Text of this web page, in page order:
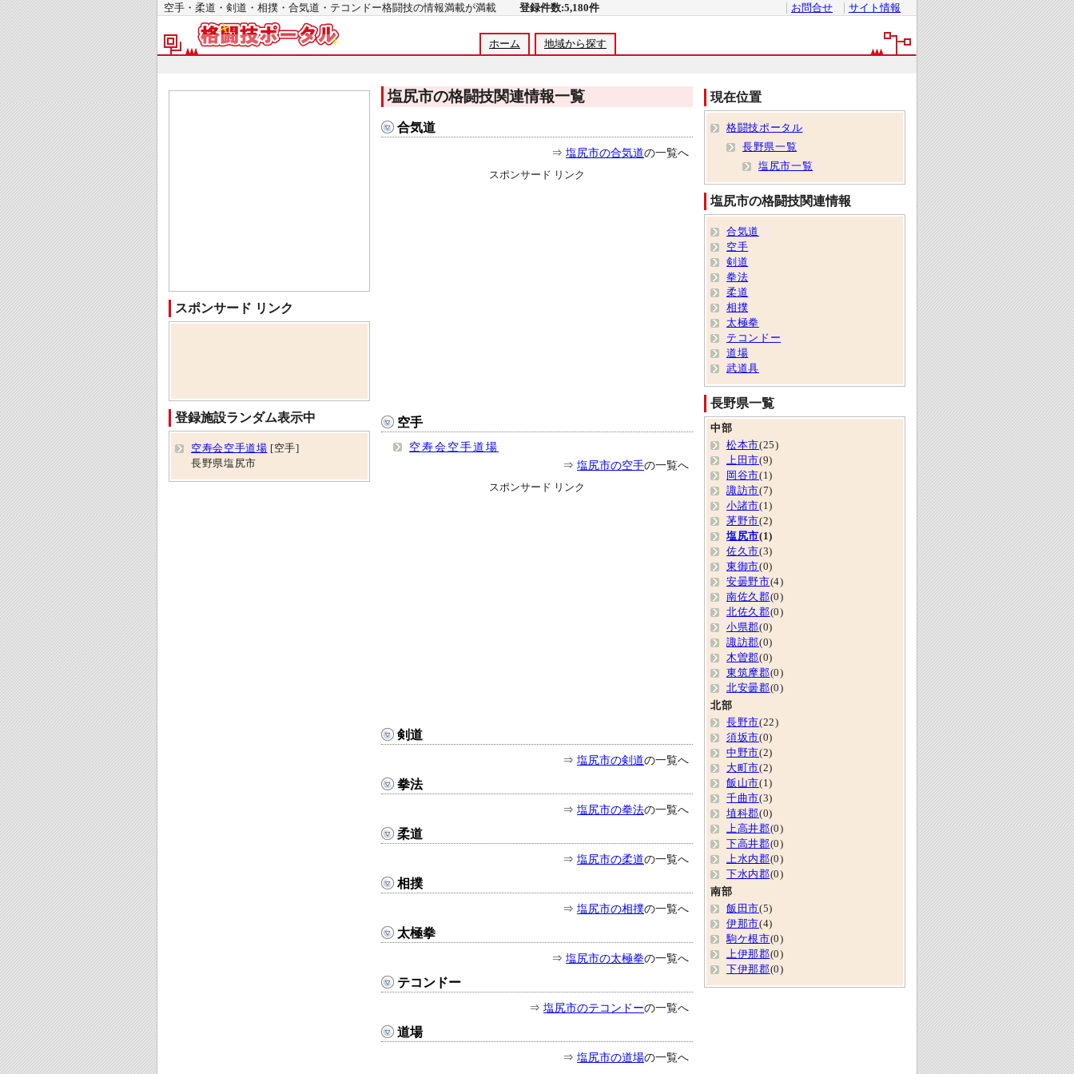
空手・柔道・剣道・相撲・合気道・テコンドー格闘技の情報満載が満載 登録件数:5,180件 お問合せ サイト情報
ホーム 地域から探す
塩尻市の格闘技関連情報一覧
合気道
⇒ 塩尻市の合気道の一覧へ
スポンサード リンク
空手
空寿会空手道場
⇒ 塩尻市の空手の一覧へ
スポンサード リンク
剣道
⇒ 塩尻市の剣道の一覧へ
拳法
⇒ 塩尻市の拳法の一覧へ
柔道
⇒ 塩尻市の柔道の一覧へ
相撲
⇒ 塩尻市の相撲の一覧へ
太極拳
⇒ 塩尻市の太極拳の一覧へ
テコンドー
⇒ 塩尻市のテコンドーの一覧へ
道場
⇒ 塩尻市の道場の一覧へ
スポンサード リンク
登録施設ランダム表示中
空寿会空手道場 [空手]
長野県塩尻市
現在位置
格闘技ポータル
長野県一覧
塩尻市一覧
塩尻市の格闘技関連情報
合気道
空手
剣道
拳法
柔道
相撲
太極拳
テコンドー
道場
武道具
長野県一覧
中部
松本市(25)
上田市(9)
岡谷市(1)
諏訪市(7)
小諸市(1)
茅野市(2)
塩尻市(1)
佐久市(3)
東御市(0)
安曇野市(4)
南佐久郡(0)
北佐久郡(0)
小県郡(0)
諏訪郡(0)
木曽郡(0)
東筑摩郡(0)
北安曇郡(0)
北部
長野市(22)
須坂市(0)
中野市(2)
大町市(2)
飯山市(1)
千曲市(3)
埴科郡(0)
上高井郡(0)
下高井郡(0)
上水内郡(0)
下水内郡(0)
南部
飯田市(5)
伊那市(4)
駒ケ根市(0)
上伊那郡(0)
下伊那郡(0)